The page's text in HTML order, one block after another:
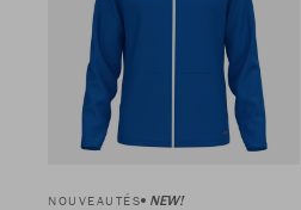
NOUVEAUTÉS NEW!